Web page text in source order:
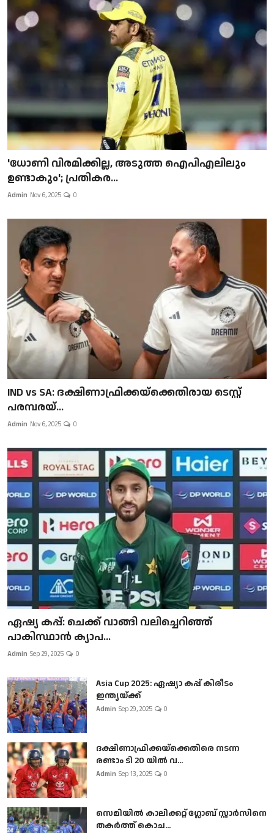
'ധോണി വിരമിക്കില്ല, അടുത്ത ഐപിഎലിലും
ഉണ്ടാകും'; പ്രതികര...
Admin Nov 6, 2025 0
IND vs SA: ദക്ഷിണാഫ്രിക്കയ്‌ക്കെതിരായ ടെസ്റ്റ്
പരമ്പരയ്...
Admin Nov 6, 2025 0
ഏഷ്യ കപ്പ്: ചെക്ക് വാങ്ങി വലിച്ചെറിഞ്ഞ്
പാകിസ്ഥാൻ ക്യാപ...
Admin Sep 29, 2025 0
Asia Cup 2025: ഏഷ്യാ കപ്പ് കിരീടം
ഇന്ത്യയ്ക്ക്
Admin Sep 29, 2025 0
ദക്ഷിണാഫ്രിക്കയ്‌ക്കെതിരെ നടന്ന
രണ്ടാം ടി 20 യിൽ വ...
Admin Sep 13, 2025 0
സെമിയിൽ കാലിക്കറ്റ് ഗ്ലോബ് സ്റ്റാർസിനെ
തകർത്ത് കൊച...